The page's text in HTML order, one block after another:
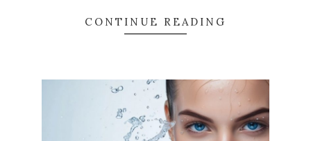
CONTINUE READING